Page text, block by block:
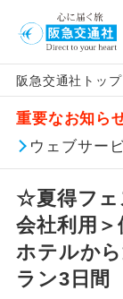
阪急交通社トップ
重要なお知ら
ウェブサー
☆夏得フェ
会社利用
ホテルか
ラン3日間
アイコン
添乗員同行
現地添乗員同
行
バスガイド乗
務
「価格変動
価格変動
賃」を利
お申し込
よって料